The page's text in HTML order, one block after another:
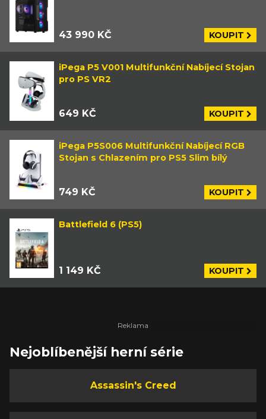
43 990 KČ KOUPIT
iPega P5 V001 Multifunkční Nabíjecí Stojan
pro PS VR2
649 KČ KOUPIT
iPega P5S006 Multifunkční Nabíjecí RGB
Stojan s Chlazením pro PS5 Slim bílý
749 KČ KOUPIT
Battlefield 6 (PS5)
1 149 KČ KOUPIT
Nejoblíbenější herní série
Assassin's Creed